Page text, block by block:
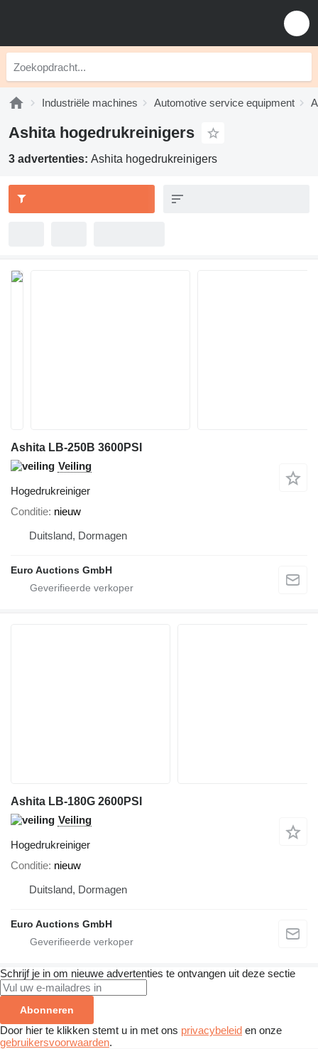
Industriële machines Automotive service equipment
Ashita hogedrukreinigers
3 advertenties: Ashita hogedrukreinigers
Ashita LB-250B 3600PSI
Veiling
Hogedrukreiniger
Conditie nieuw
Duitsland, Dormagen
Euro Auctions GmbH
Ashita LB-180G 2600PSI
Veiling
Hogedrukreiniger
Conditie nieuw
Duitsland, Dormagen
Euro Auctions GmbH
Schrijf je in om nieuwe advertenties te ontvangen uit deze sectie
Abonneren
Door hier te klikken stemt u in met ons privacybeleid en onze
gebruikersvoorwaarden.